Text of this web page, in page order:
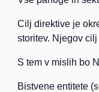
Cilj direktive je
storitev. Njegov
S tem v mislih bo
Bistvene entitete